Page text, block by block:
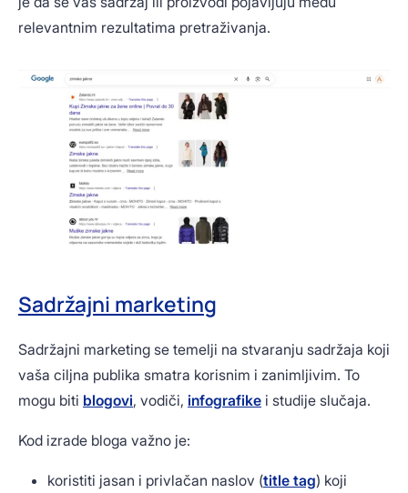
relevantnim rezultatima pretraživanja.
Sadržajni marketing
Sadržajni marketing se temelji na stvaranju sadržaja koji
vaša ciljna publika smatra korisnim i zanimljivim. To
mogu biti blogovi, vodiči, infografike i studije slučaja.
Kod izrade bloga važno je:
koristiti jasan i privlačan naslov (title tag) koji